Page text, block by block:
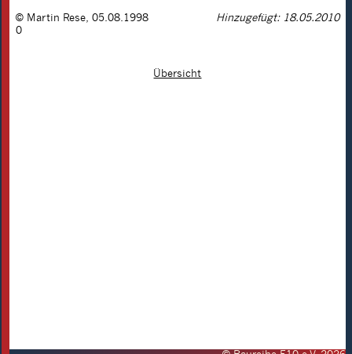
© Martin Rese 05.08.1998
Hinzugefügt: 18.05.2010
0
Übersicht